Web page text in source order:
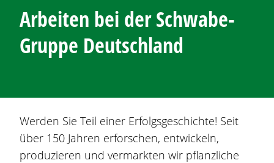
Arbeiten bei der Schwabe-
Gruppe Deutschland
Werden Sie Teil einer Erfolgsgeschichte! Seit
über 150 Jahren erforschen, entwickeln,
produzieren und vermarkten wir pflanzliche